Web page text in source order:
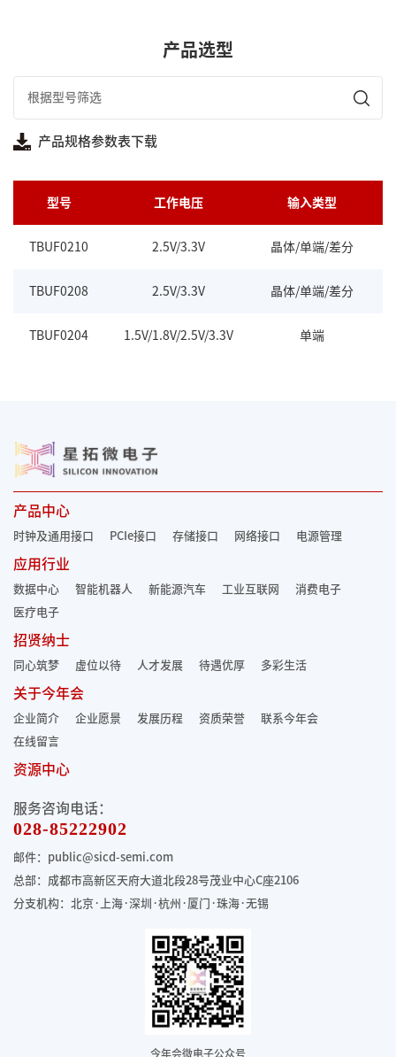
产品选型
产品规格参数表下载
型号 工作电压 输入类型
TBUF0210 2.5V/3.3V 晶体/单端/差分
TBUF0208 2.5V/3.3V 晶体/单端/差分
TBUF0204 1.5V/1.8V/2.5V/3.3V 单端
产品中心
时钟及通用接口 PCIe接口 存储接口 网络接口 电源管理
应用行业
数据中心 智能机器人 新能源汽车 工业互联网
消费电子
医疗电子
招贤纳士
同心筑梦 虚位以待 人才发展 待遇优厚 多彩生活
关于今年会
企业简介 企业愿景 发展历程 资质荣誉
联系今年会
在线留言
资源中心
服务咨询电话：
028-85222902
邮件：public@sicd-semi.com
总部：成都市高新区天府大道北段28号茂业中心C座2106
分支机构：北京·上海·深圳·杭州·厦门·珠海·无锡
今年会微电子公众号